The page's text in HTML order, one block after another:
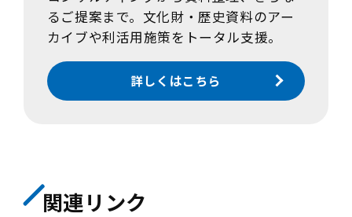
るご提案まで。文化財・歴史資料のアー
カイブや利活用施策をトータル支援。
詳しくはこちら
関連リンク